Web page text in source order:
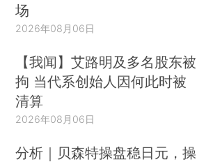
场
2026年08月06日
【我闻】艾路明及多名股东被
拘 当代系创始人因何此时被
清算
2026年08月06日
分析｜贝森特操盘稳日元，操